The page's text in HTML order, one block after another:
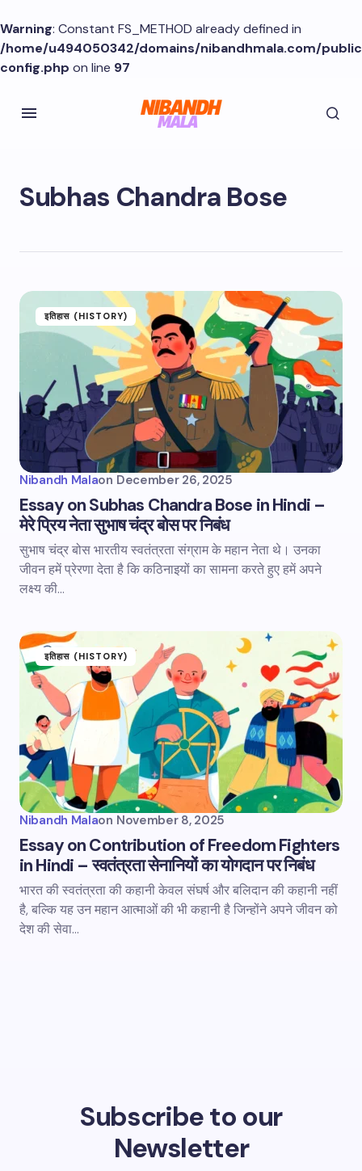
Warning: Constant FS_METHOD already defined in
/home/u494050342/domains/nibandhmala.com/
config.php on line 97
Subhas Chandra Bose
इतिहास (HISTORY)
Nibandh Malaon December 26, 2025
Essay on Subhas Chandra Bose in Hindi –
मेरे प्रिय नेता सुभाष चंद्र बोस पर निबंध
सुभाष चंद्र बोस भारतीय स्वतंत्रता संग्राम के महान नेता थे। उनका
जीवन हमें प्रेरणा देता है कि कठिनाइयों का सामना करते हुए हमें अपने
लक्ष्य की…
इतिहास (HISTORY)
Nibandh Malaon November 8, 2025
Essay on Contribution of Freedom Fighters
in Hindi – स्वतंत्रता सेनानियों का योगदान पर निबंध
भारत की स्वतंत्रता की कहानी केवल संघर्ष और बलिदान की कहानी नहीं
है, बल्कि यह उन महान आत्माओं की भी कहानी है जिन्होंने अपने जीवन को
देश की सेवा…
Subscribe to our
Newsletter